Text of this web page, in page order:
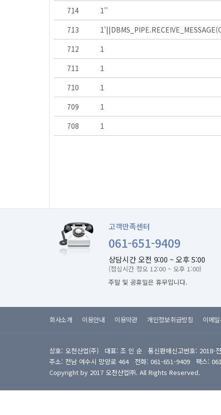
714
1''
713
712
1
711
1
710
1
709
1
708
1
고객만족센터
061-651-9409
상담시간 오전 9:00 ~ 오후 5:00
(점심시간 정오 12:00 ~ 오후 1:00)
주말 및 공휴일은 휴무입니다.
회사소개 이용안내 이용약관 개인정보취급방침 이메
상호: 오천산업(주) 대표: 조 인 순 통신판매신고번호: 2018-
주소: 전남 여수시 망양로 464 전화: 061-651-9409 팩스:
Copyright by 2017 오천산업㈜. All Rights Reserved.